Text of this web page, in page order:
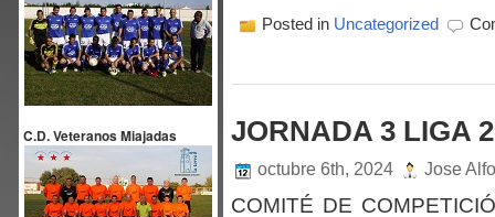
C.D. Veteranos Miajadas
Posted in Uncategorized
JORNADA 3 LIGA
octubre 6th, 2024 Jose
COMITÉ DE